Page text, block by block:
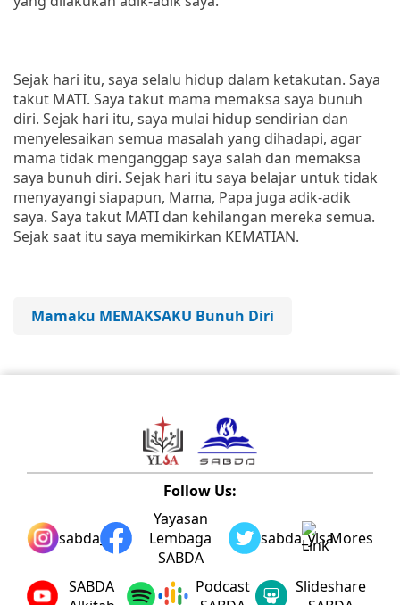
Sejak hari itu, saya selalu hidup dalam ketakutan. Saya
takut MATI. Saya takut mama memaksa saya bunuh
diri. Sejak hari itu, saya mulai hidup sendirian dan
menyelesaikan semua masalah yang dihadapi, agar
mama tidak menganggap saya salah dan memaksa
saya bunuh diri. Sejak hari itu saya belajar untuk tidak
menyayangi siapapun, Mama, Papa juga adik-adik
saya. Saya takut MATI dan kehilangan mereka semua.
Sejak saat itu saya memikirkan KEMATIAN.
Mamaku MEMAKSAKU Bunuh Diri
Follow Us:
sabda_ylsa
Yayasan
Lembaga
SABDA
sabda_ylsaMores
SABDA
Podcast
Slideshare